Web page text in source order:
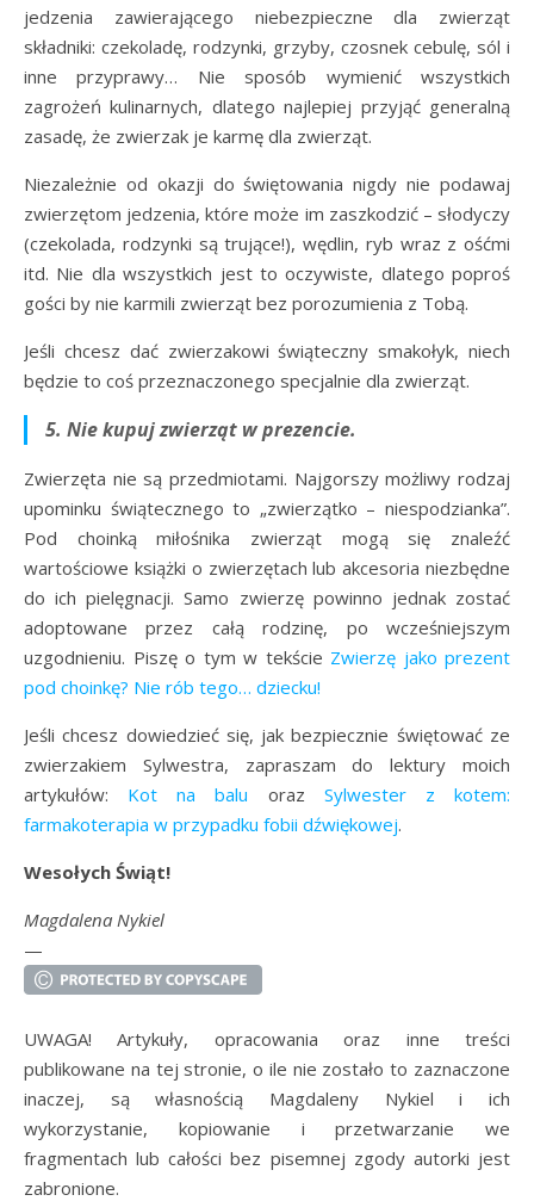
jedzenia zawierającego niebezpieczne dla zwierząt
składniki: czekoladę, rodzynki, grzyby, czosnek cebulę, sól i
inne przyprawy… Nie sposób wymienić wszystkich
zagrożeń kulinarnych, dlatego najlepiej przyjąć generalną
zasadę, że zwierzak je karmę dla zwierząt.
Niezależnie od okazji do świętowania nigdy nie podawaj
zwierzętom jedzenia, które może im zaszkodzić – słodyczy
(czekolada, rodzynki są trujące!), wędlin, ryb wraz z ośćmi
itd. Nie dla wszystkich jest to oczywiste, dlatego poproś
gości by nie karmili zwierząt bez porozumienia z Tobą.
Jeśli chcesz dać zwierzakowi świąteczny smakołyk, niech
będzie to coś przeznaczonego specjalnie dla zwierząt.
5. Nie kupuj zwierząt w prezencie.
Zwierzęta nie są przedmiotami. Najgorszy możliwy rodzaj
upominku świątecznego to „zwierzątko – niespodzianka”.
Pod choinką miłośnika zwierząt mogą się znaleźć
wartościowe książki o zwierzętach lub akcesoria niezbędne
do ich pielęgnacji. Samo zwierzę powinno jednak zostać
adoptowane przez całą rodzinę, po wcześniejszym
uzgodnieniu. Piszę o tym w tekście Zwierzę jako prezent
pod choinkę? Nie rób tego… dziecku!
Jeśli chcesz dowiedzieć się, jak bezpiecznie świętować ze
zwierzakiem Sylwestra, zapraszam do lektury moich
artykułów: Kot na balu oraz Sylwester z kotem:
farmakoterapia w przypadku fobii dźwiękowej.
Wesołych Świąt!
Magdalena Nykiel
—
UWAGA! Artykuły, opracowania oraz inne treści
publikowane na tej stronie, o ile nie zostało to zaznaczone
inaczej, są własnością Magdaleny Nykiel i ich
wykorzystanie, kopiowanie i przetwarzanie we
fragmentach lub całości bez pisemnej zgody autorki jest
zabronione.